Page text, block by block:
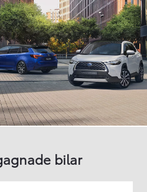
bilar